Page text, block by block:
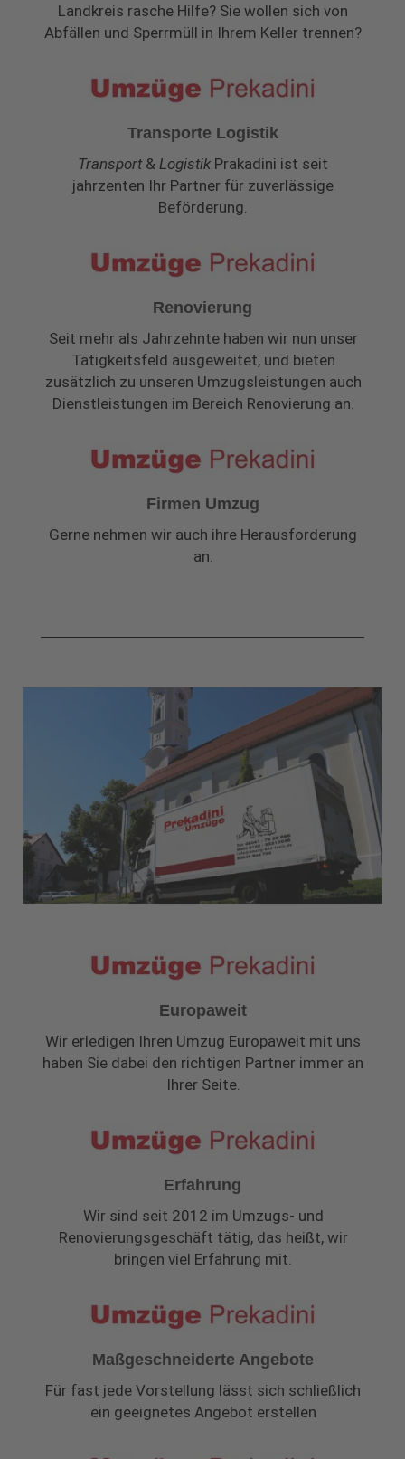
Landkreis rasche Hilfe? Sie wollen sich von
Abfällen und Sperrmüll in Ihrem Keller trennen?
Transporte Logistik
Transport& Logistik Prakadini ist seit
jahrzenten Ihr Partner für zuverlässige
Beförderung.
Renovierung
Seit mehr als Jahrzehnte haben wir nun unser
Tätigkeitsfeld ausgeweitet, und bieten
zusätzlich zu unseren Umzugsleistungen auch
Dienstleistungen im Bereich Renovierung an.
Firmen Umzug
Gerne nehmen wir auch ihre Herausforderung
an.
Europaweit
Wir erledigen Ihren Umzug Europaweit mit uns
haben Sie dabei den richtigen Partner immer an
Ihrer Seite.
Erfahrung
Wir sind seit 2012 im Umzugs- und
Renovierungsgeschäft tätig, das heißt, wir
bringen viel Erfahrung mit.
Maßgeschneiderte Angebote
Für fast jede Vorstellung lässt sich schließlich
ein geeignetes Angebot erstellen